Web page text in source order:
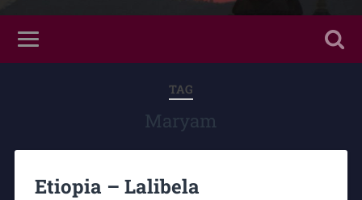
TAG
Maryam
Etiopia – Lalibela